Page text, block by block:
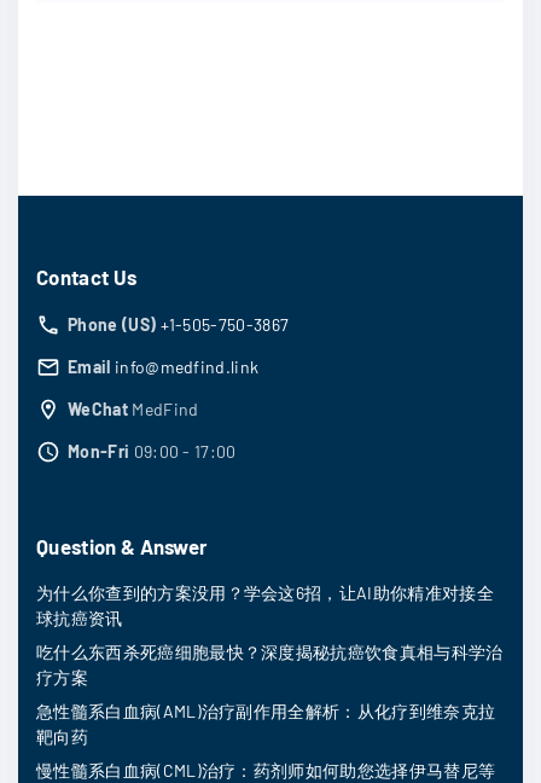
Contact Us
Phone (US) +1-505-750-3867
Email info@medfind.link
WeChat MedFind
Mon-Fri 09:00 - 17:00
Question & Answer
为什么你查到的方案没用？学会这6招，让AI助你精准对接全
球抗癌资讯
吃什么东西杀死癌细胞最快？深度揭秘抗癌饮食真相与科学治
疗方案
急性髓系白血病(AML)治疗副作用全解析：从化疗到维奈克拉
靶向药
慢性髓系白血病(CML)治疗：药剂师如何助您选择伊马替尼等